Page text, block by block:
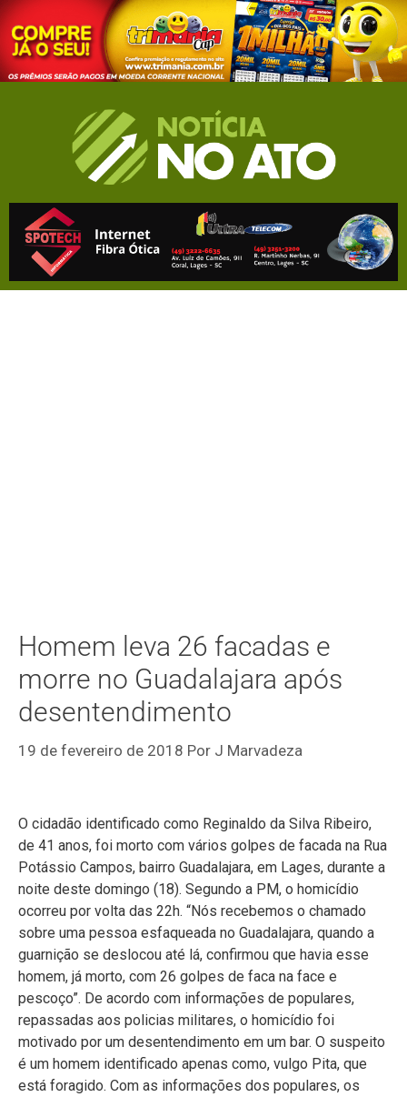
Homem leva 26 facadas e
morre no Guadalajara após
desentendimento
19 de fevereiro de 2018 Por J Marvadeza
O cidadão identificado como Reginaldo da Silva Ribeiro,
de 41 anos, foi morto com vários golpes de facada na Rua
Potássio Campos, bairro Guadalajara, em Lages, durante a
noite deste domingo (18). Segundo a PM, o homicídio
ocorreu por volta das 22h. “Nós recebemos o chamado
sobre uma pessoa esfaqueada no Guadalajara, quando a
guarnição se deslocou até lá, confirmou que havia esse
homem, já morto, com 26 golpes de faca na face e
pescoço”. De acordo com informações de populares,
repassadas aos policias militares, o homicídio foi
motivado por um desentendimento em um bar. O suspeito
é um homem identificado apenas como, vulgo Pita, que
está foragido. Com as informações dos populares, os